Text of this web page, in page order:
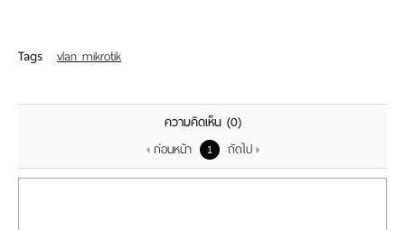
Tags vlan mikrotik
ความคิดเห็น (0)
ก่อนหน้า
1 ถัดไป